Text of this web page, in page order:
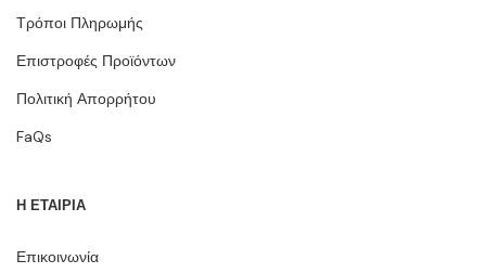
Τρόποι Πληρωμής
Επιστροφές Προϊόντων
Πολιτική Απορρήτου
FaQs
Η ΕΤΑΙΡΙΑ
Επικοινωνία